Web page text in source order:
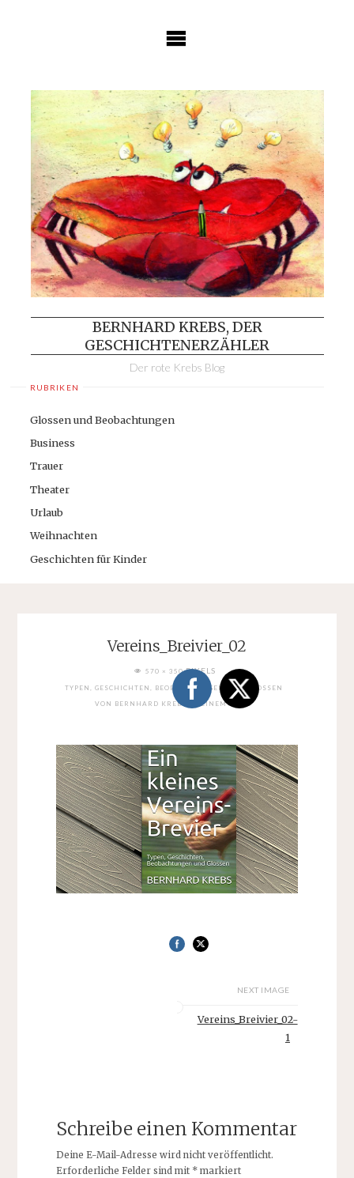
BERNHARD KREBS, DER
GESCHICHTENERZÄHLER
Der rote Krebs Blog
RUBRIKEN
Glossen und Beobachtungen
Business
Trauer
Theater
Urlaub
Weihnachten
Geschichten für Kinder
Vereins_Breivier_02
FULL570 × 350PIXELS
TYPEN, GESCHICHTEN, BEOBACHTUNGEN UND GLOSSEN
VON BERNHARD KREBS IN EINEM BUCH
NEXT IMAGE
Vereins_Breivier_02-
1
Schreibe einen Kommentar
Deine E-Mail-Adresse wird nicht veröffentlicht.
Erforderliche Felder sind mit *markiert